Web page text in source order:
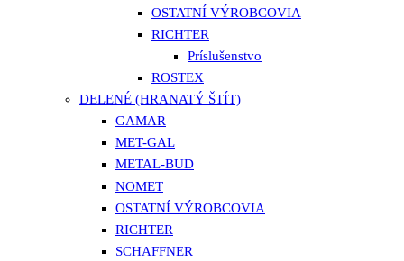
OSTATNÍ VÝROBCOVIA
RICHTER
Príslušenstvo
ROSTEX
DELENÉ (HRANATÝ ŠTÍT)
GAMAR
MET-GAL
METAL-BUD
NOMET
OSTATNÍ VÝROBCOVIA
RICHTER
SCHAFFNER